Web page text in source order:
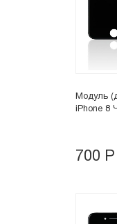
Модуль
iPhone 8
700 Р